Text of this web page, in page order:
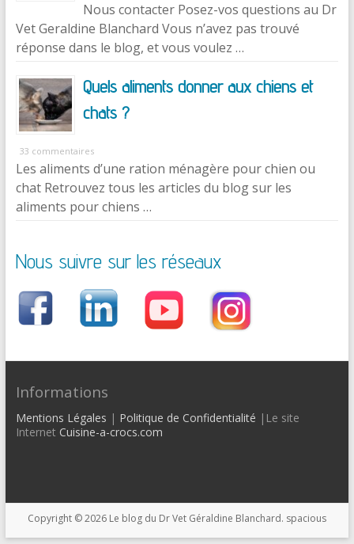
Nous contacter Posez-vos questions au Dr
Vet Geraldine Blanchard Vous n’avez pas trouvé
réponse dans le blog, et vous voulez …
Quels aliments donner aux chiens et
chats ?
33 commentaires
Les aliments d’une ration ménagère pour chien ou
chat Retrouvez tous les articles du blog sur les
aliments pour chiens …
Nous suivre sur les réseaux
Informations
Mentions Légales | Politique de Confidentialité |Le site
Internet Cuisine-a-crocs.com
Copyright © 2026 Le blog du Dr Vet Géraldine Blanchard. spacious